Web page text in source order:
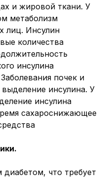
и жировой ткани. У
метаболизм
лиц. Инсулин
количества
инсулина
почек и
инсулина. У
инсулина
сахароснижающее
что требует